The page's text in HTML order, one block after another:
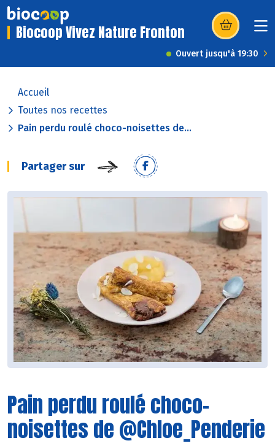
Biocoop Vivez Nature Fronton (s’ouvre dans
Ouvert jusqu'à 19:30
Accueil
Toutes nos recettes
Pain perdu roulé choco-noisettes de...
Partager sur
Pain perdu roulé choco-
noisettes de @Chloe_Penderie